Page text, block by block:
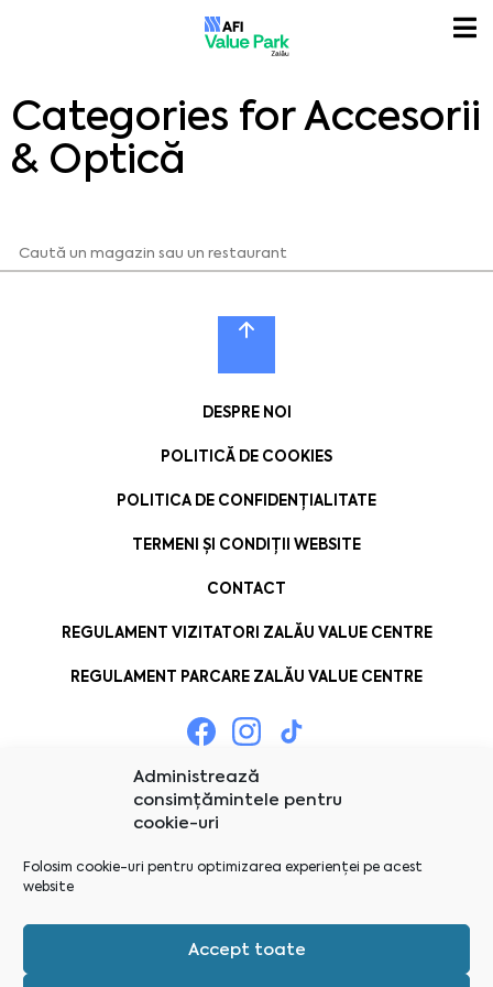
Administrează
consimțămintele pentru
cookie-uri
Folosim cookie-uri pentru optimizarea experienței pe acest
website
Accept toate
Categories for Accesorii
& Optică
DESPRE NOI
POLITICĂ DE COOKIES
POLITICA DE CONFIDENȚIALITATE
TERMENI ȘI CONDIȚII WEBSITE
CONTACT
REGULAMENT VIZITATORI ZALĂU VALUE CENTRE
REGULAMENT PARCARE ZALĂU VALUE CENTRE